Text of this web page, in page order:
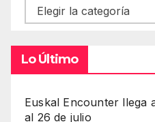
Contenidos
Lo Último
Euskal Encounter llega
al 26 de julio